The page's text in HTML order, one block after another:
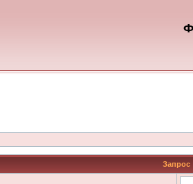
Запрос